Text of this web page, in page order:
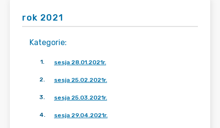
rok 2021
Kategorie:
1. sesja 28.01.2021r.
2. sesja 25.02.2021r.
3. sesja 25.03.2021r.
4. sesja 29.04.2021r.